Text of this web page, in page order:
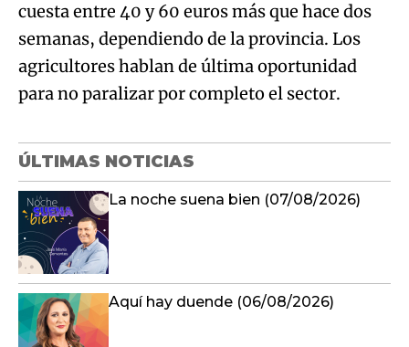
cuesta entre 40 y 60 euros más que hace dos
semanas, dependiendo de la provincia. Los
agricultores hablan de última oportunidad
para no paralizar por completo el sector.
ÚLTIMAS NOTICIAS
La noche suena bien (07/08/2026)
Aquí hay duende (06/08/2026)